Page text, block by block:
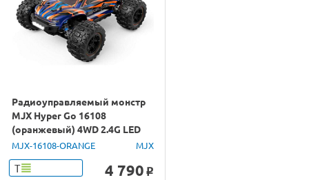
Радиоуправляемый монстр
MJX Hyper Go 16108
(оранжевый) 4WD 2.4G LED
1/16 RTR
MJX-16108-ORANGE MJX
Т 4 790 o